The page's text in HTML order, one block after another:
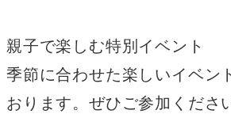
親子で楽しむ特別イベント
季節に合わせた楽しいイベン
おります。ぜひご参加くださ